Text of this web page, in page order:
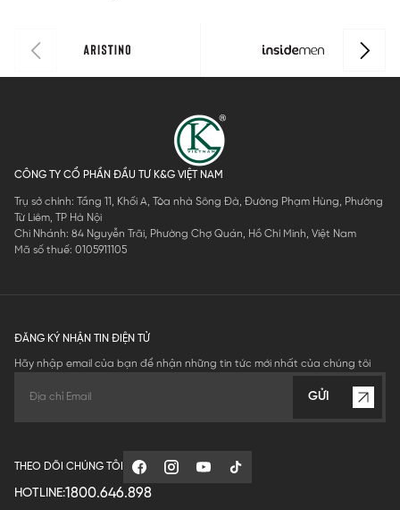
CÔNG TY CỔ PHẦN ĐẦU TƯ K&G VIỆT NAM
Trụ sở chính: Tầng 11, Khối A, Tòa nhà Sông Đà, Đường Phạm Hùng, Phường
Từ Liêm, TP Hà Nội
Chi Nhánh: 84 Nguyễn Trãi, Phường Chợ Quán, Hồ Chí Minh, Việt Nam
Mã số thuế: 0105911105
ĐĂNG KÝ NHẬN TIN ĐIỆN TỬ
Hãy nhập email của bạn để nhận những tin tức mới nhất của chúng tôi
GỬI
THEO DÕI CHÚNG TÔI
HOTLINE:1800.646.898